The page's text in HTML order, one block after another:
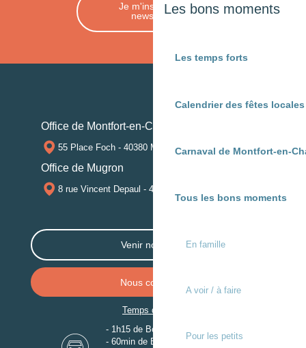
Les bons moments
Les temps forts
Calendrier des fêtes
Carnaval de Montfort-en-
Tous les bons moments
En famille
A voir / à faire
Pour les petits
Je m'inscris à la
newsletter
Office de Montfort-en-Chalosse
55 Place Foch - 40380 MONTFORT-EN-CHALOSSE
Office de Mugron
8 rue Vincent Depaul - 40250 MUGRON
Venir nous voir
Nous contacter
Temps de trajet
- 1h15 de Bordeaux
- 60min de Biarritz